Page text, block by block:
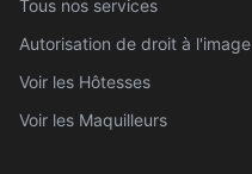
Tous nos services
Autorisation de droit à l'image
Voir les Hôtesses
Voir les Maquilleurs